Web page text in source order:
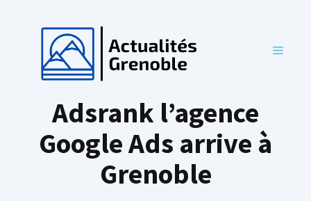
MENU
Adsrank l’agence
Google Ads arrive à
Grenoble